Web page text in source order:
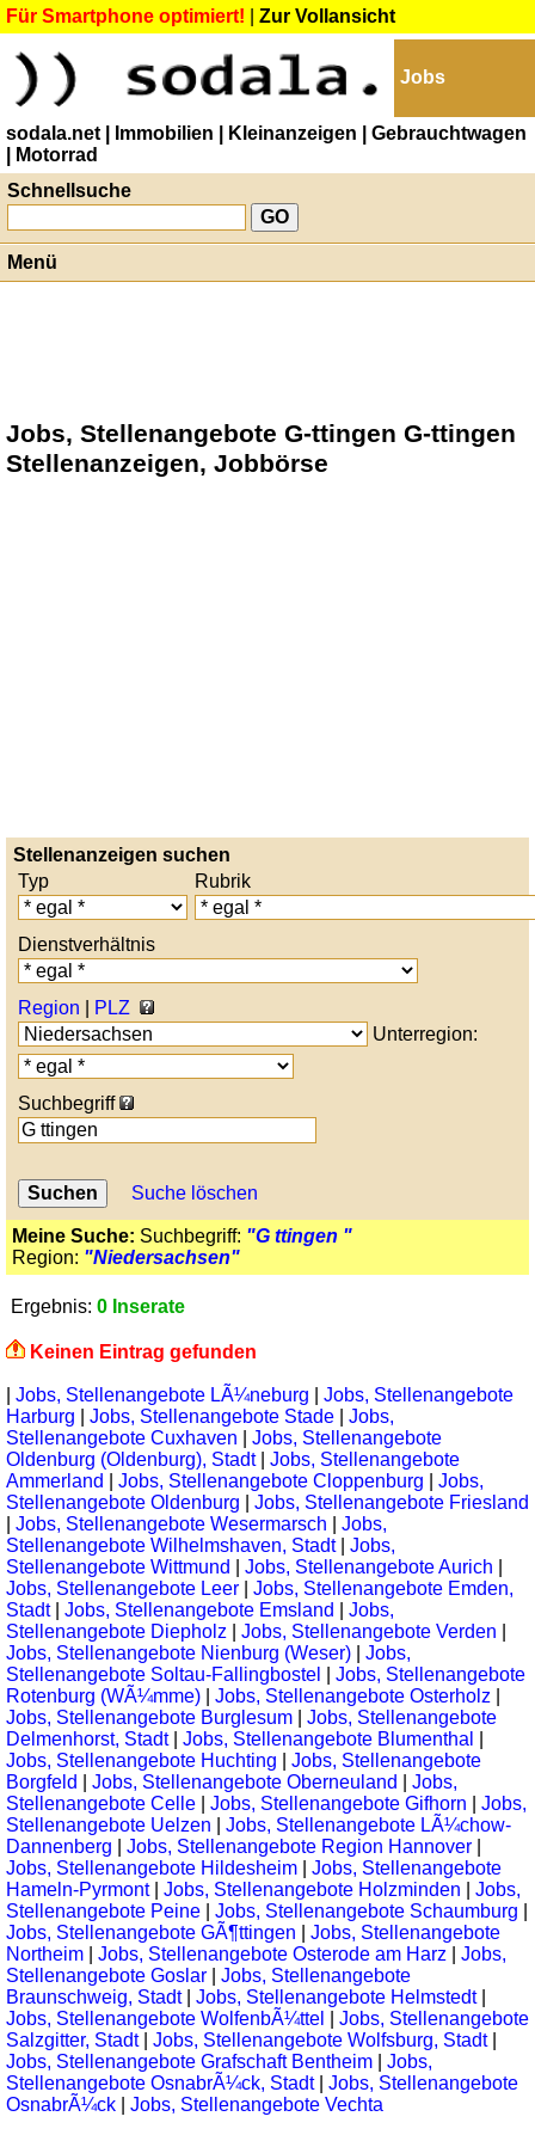
Für Smartphone optimiert! Zur Vollansicht
Jobs
sodala.net | Immobilien | Kleinanzeigen
| Gebrauchtwagen
| Motorrad
Schnellsuche
Menü
Jobs, Stellenangebote G-ttingen G-ttingen
Stellenanzeigen, Jobbörse
Stellenanzeigen suchen
Typ
Rubrik
Dienstverhältnis
Region
PLZ
Unterregion:
Suchbegriff
Suche löschen
Meine Suche: Suchbegriff: "G ttingen "
Region: "Niedersachsen"
Ergebnis: 0 Inserate
Keinen Eintrag gefunden
Jobs, Stellenangebote LÃ¼neburg
Jobs, Stellenangebote
Harburg
Jobs, Stellenangebote Stade
Jobs,
Stellenangebote Cuxhaven
Jobs, Stellenangebote
Oldenburg (Oldenburg), Stadt| Jobs, Stellenangebote
Ammerland
Jobs, Stellenangebote Cloppenburg
Jobs,
Stellenangebote Oldenburg
Jobs, Stellenangebote Friesland
Jobs, Stellenangebote Wesermarsch
Jobs,
Stellenangebote Wilhelmshaven, Stadt| Jobs,
Stellenangebote Wittmund
Jobs, Stellenangebote Aurich
Jobs, Stellenangebote Leer
Jobs, Stellenangebote Emden,
Stadt| Jobs, Stellenangebote Emsland
Jobs,
Stellenangebote Diepholz
Jobs, Stellenangebote Verden
Jobs, Stellenangebote Nienburg (Weser)
Jobs,
Stellenangebote Soltau-Fallingbostel
Jobs, Stellenangebote
Rotenburg (WÃ¼mme)
Jobs, Stellenangebote Osterholz
Jobs, Stellenangebote Burglesum
Jobs, Stellenangebote
Delmenhorst, Stadt| Jobs, Stellenangebote Blumenthal
Jobs, Stellenangebote Huchting
Jobs, Stellenangebote
Borgfeld
Jobs, Stellenangebote Oberneuland
Jobs,
Stellenangebote Celle
Jobs, Stellenangebote Gifhorn
Jobs,
Stellenangebote Uelzen
Jobs, Stellenangebote LÃ¼chow-
Dannenberg
Jobs, Stellenangebote Region Hannover
Jobs, Stellenangebote Hildesheim
Jobs, Stellenangebote
Hameln-Pyrmont| Jobs, Stellenangebote Holzminden
Jobs,
Stellenangebote Peine
Jobs, Stellenangebote Schaumburg
Jobs, Stellenangebote GÃ¶ttingen
Jobs, Stellenangebote
Northeim
Jobs, Stellenangebote Osterode am Harz
Jobs,
Stellenangebote Goslar
Jobs, Stellenangebote
Braunschweig, Stadt| Jobs, Stellenangebote Helmstedt|
Jobs, Stellenangebote WolfenbÃ¼ttel
Jobs, Stellenangebote
Salzgitter, Stadt| Jobs, Stellenangebote Wolfsburg, Stadt|
Jobs, Stellenangebote Grafschaft Bentheim
Jobs,
Stellenangebote OsnabrÃ¼ck, Stadt| Jobs, Stellenangebote
OsnabrÃ¼ck
Jobs, Stellenangebote Vechta